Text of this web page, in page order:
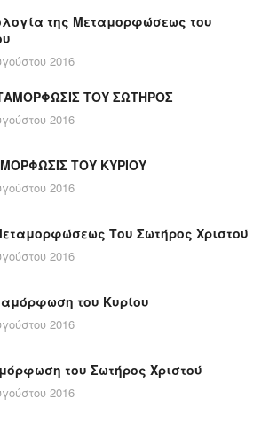
της Μεταμορφώσεως του
2016
ΤΟΥ ΣΩΤΗΡΟΣ
2016
ΤΟΥ ΚΥΡΙΟΥ
2016
Του Σωτήρος Χριστού
2016
του Κυρίου
2016
του Σωτήρος Χριστού
2016